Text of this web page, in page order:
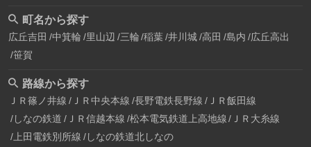
町名から探す
広丘吉田 中箕輪 里山辺 三輪 稲葉 井川城 高田 島内 広丘高出
笹賀
路線から探す
ＪＲ篠ノ井線 ＪＲ中央本線 長野電鉄長野線 ＪＲ飯田線
しなの鉄道 ＪＲ信越本線 松本電気鉄道上高地線
ＪＲ大糸線
上田電鉄別所線 しなの鉄道北しなの